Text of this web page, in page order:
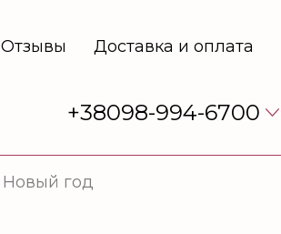
Отзывы Доставка и оплата
+38098-994-6700
Новый год